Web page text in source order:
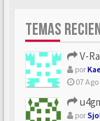
TEMAS
V-
por
07 Ago
u4gm
por